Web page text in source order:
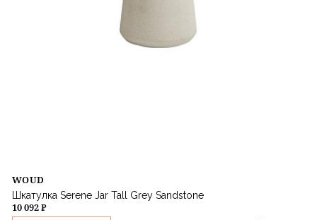
WOUD
Шкатулка Serene Jar Tall Grey Sandstone
10 092 ₽